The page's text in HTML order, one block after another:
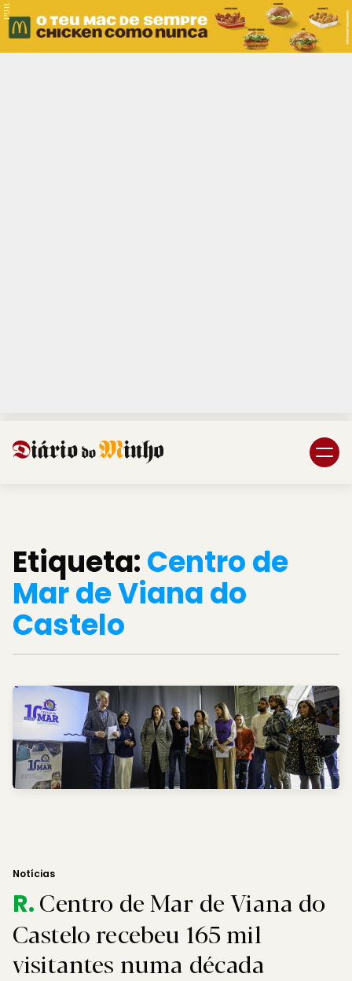
PUB.
Etiqueta:Centro de
Mar de Viana do
Castelo
Notícias
R.Centro de Mar de Viana do
Castelo recebeu 165 mil
visitantes numa década